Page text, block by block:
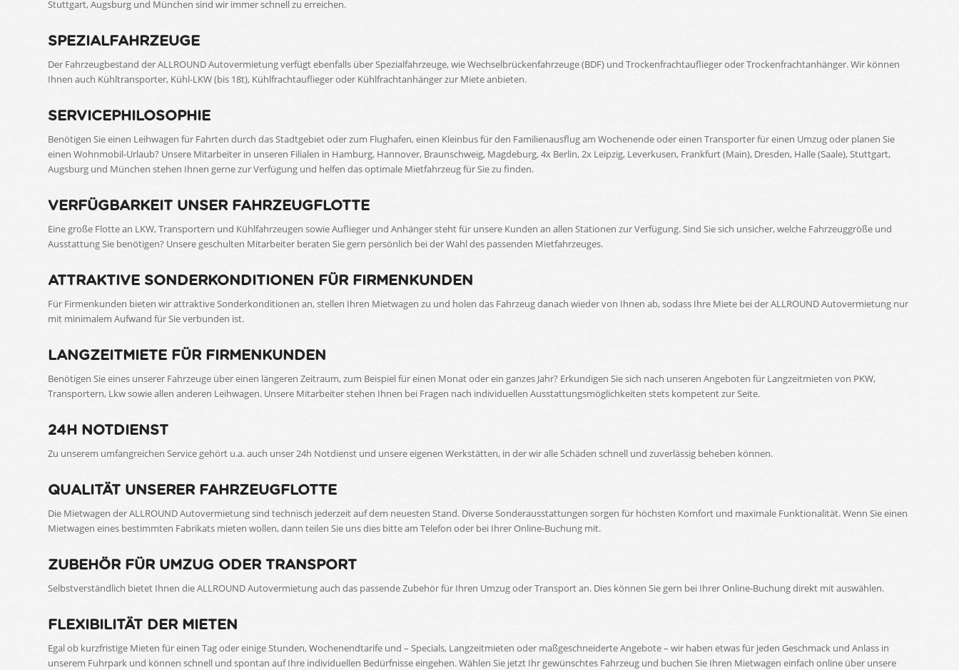
Stuttgart, Augsburg und München sind wir immer schnell zu erreichen.
SPEZIALFAHRZEUGE
Der Fahrzeugbestand der ALLROUND Autovermietung verfügt ebenfalls über Spezialfahrzeuge, wie Wechselbrückenfahrzeuge (BDF) und Trockenfrachtauflieger oder Trockenfrachtanhänger. Wir können
Ihnen auch Kühltransporter, Kühl-LKW (bis 18t), Kühlfrachtauflieger oder Kühlfrachtanhänger zur Miete anbieten.
SERVICEPHILOSOPHIE
Benötigen Sie einen Leihwagen für Fahrten durch das Stadtgebiet oder zum Flughafen, einen Kleinbus für den Familienausflug am Wochenende oder einen Transporter für einen Umzug oder planen Sie
einen Wohnmobil-Urlaub? Unsere Mitarbeiter in unseren Filialen in Hamburg, Hannover, Braunschweig, Magdeburg, 4x Berlin, 2x Leipzig, Leverkusen, Frankfurt (Main), Dresden, Halle (Saale), Stuttgart,
Augsburg und München stehen Ihnen gerne zur Verfügung und helfen das optimale Mietfahrzeug für Sie zu finden.
VERFÜGBARKEIT UNSER FAHRZEUGFLOTTE
Eine große Flotte an LKW, Transportern und Kühlfahrzeugen sowie Auflieger und Anhänger steht für unsere Kunden an allen Stationen zur Verfügung. Sind Sie sich unsicher, welche Fahrzeuggröße und
Ausstattung Sie benötigen? Unsere geschulten Mitarbeiter beraten Sie gern persönlich bei der Wahl des passenden Mietfahrzeuges.
ATTRAKTIVE SONDERKONDITIONEN FÜR FIRMENKUNDEN
Für Firmenkunden bieten wir attraktive Sonderkonditionen an, stellen Ihren Mietwagen zu und holen das Fahrzeug danach wieder von Ihnen ab, sodass Ihre Miete bei der ALLROUND Autovermietung nur
mit minimalem Aufwand für Sie verbunden ist.
LANGZEITMIETE FÜR FIRMENKUNDEN
Benötigen Sie eines unserer Fahrzeuge über einen längeren Zeitraum, zum Beispiel für einen Monat oder ein ganzes Jahr? Erkundigen Sie sich nach unseren Angeboten für Langzeitmieten von PKW,
Transportern, Lkw sowie allen anderen Leihwagen. Unsere Mitarbeiter stehen Ihnen bei Fragen nach individuellen Ausstattungsmöglichkeiten stets kompetent zur Seite.
24H NOTDIENST
Zu unserem umfangreichen Service gehört u.a. auch unser 24h Notdienst und unsere eigenen Werkstätten, in der wir alle Schäden schnell und zuverlässig beheben können.
QUALITÄT UNSERER FAHRZEUGFLOTTE
Die Mietwagen der ALLROUND Autovermietung sind technisch jederzeit auf dem neuesten Stand. Diverse Sonderausstattungen sorgen für höchsten Komfort und maximale Funktionalität. Wenn Sie einen
Mietwagen eines bestimmten Fabrikats mieten wollen, dann teilen Sie uns dies bitte am Telefon oder bei Ihrer Online-Buchung mit.
ZUBEHÖR FÜR UMZUG ODER TRANSPORT
Selbstverständlich bietet Ihnen die ALLROUND Autovermietung auch das passende Zubehör für Ihren Umzug oder Transport an. Dies können Sie gern bei Ihrer Online-Buchung direkt mit auswählen.
FLEXIBILITÄT DER MIETEN
Egal ob kurzfristige Mieten für einen Tag oder einige Stunden, Wochenendtarife und – Specials, Langzeitmieten oder maßgeschneiderte Angebote – wir haben etwas für jeden Geschmack und Anlass in
unserem Fuhrpark und können schnell und spontan auf Ihre individuellen Bedürfnisse eingehen. Wählen Sie jetzt Ihr gewünschtes Fahrzeug und buchen Sie Ihren Mietwagen einfach online über unsere